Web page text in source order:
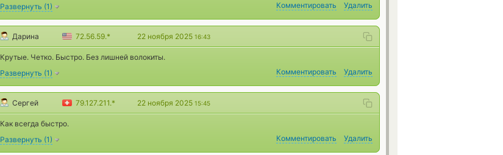
Развернуть (1) Комментировать Удалить
Дарина 72.56.59.* 22 ноября 2025 16:43
Крутые. Четко. Быстро. Без лишней волокиты.
Развернуть (1) Комментировать Удалить
Сергей 79.127.211.* 22 ноября 2025 15:45
Как всегда быстро.
Развернуть (1) Комментировать Удалить